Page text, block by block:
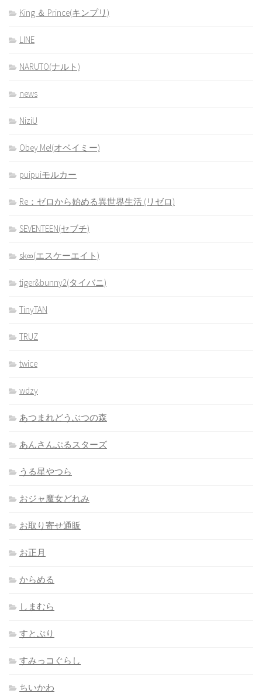
King ＆ Prince(キンプリ)
LINE
NARUTO(ナルト)
news
NiziU
Obey Me!(オベイミー)
puipuiモルカー
Re：ゼロから始める異世界生活 (リゼロ)
SEVENTEEN(セブチ)
sk∞(エスケーエイト)
tiger&bunny2(タイバニ)
TinyTAN
TRUZ
twice
wdzy
あつまれどうぶつの森
あんさんぶるスターズ
うる星やつら
おジャ魔女どれみ
お取り寄せ通販
お正月
からめる
しまむら
すとぷり
すみっコぐらし
ちいかわ